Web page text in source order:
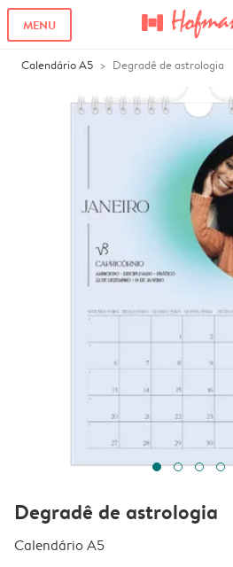
MENU
Calendário A5 Degradê de astrologia
Degradê de astrologia
Calendário A5